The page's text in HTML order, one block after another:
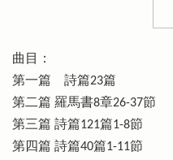
曲目：
第一篇 詩篇23篇
第二篇 羅馬書8章26-37節
第三篇 詩篇121篇1-8節
第四篇 詩篇40篇1-11節